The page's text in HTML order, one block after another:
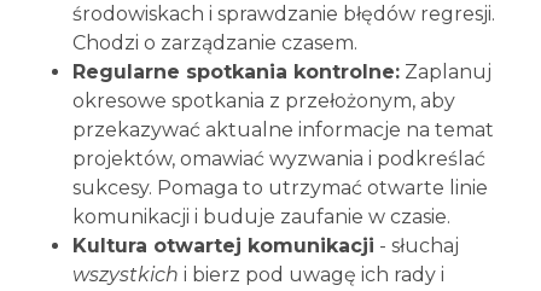
środowiskach i sprawdzanie błędów regresji.
Chodzi o zarządzanie czasem.
Regularne spotkania kontrolne: Zaplanuj
okresowe spotkania z przełożonym, aby
przekazywać aktualne informacje na temat
projektów, omawiać wyzwania i podkreślać
sukcesy. Pomaga to utrzymać otwarte linie
komunikacji i buduje zaufanie w czasie.
Kultura otwartej komunikacji - słuchaj
wszystkich i bierz pod uwagę ich rady i